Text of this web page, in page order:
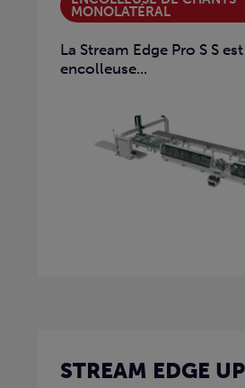
MONOLATÉRAL
La Stream Edge Pro S S
encolleuse...
STREAM EDGE